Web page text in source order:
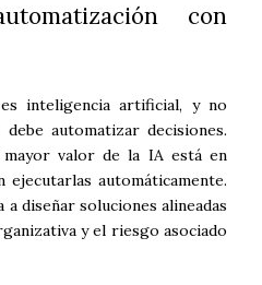
con
inteligencia artificial, y no
automatizar decisiones.
valor de la IA está en
automáticamente.
diseñar soluciones alineadas
y el riesgo asociado